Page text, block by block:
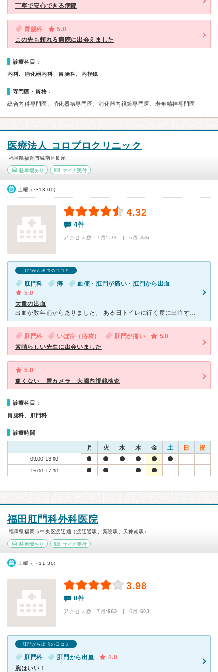
丁寧で安心できる病院
胃腸科
5.0
この先も頼れる病院に出会えました
診療科目：
内科、消化器内科、胃腸科、内視鏡
専門医・資格：
総合内科専門医、消化器病専門医、消化器内視鏡専門医、老年精神専門医
医療法人 コロプロクリニック
福岡県福岡市城南区長尾
駐車場あり マイナ受付
土曜（〜13:00）
4.32
4件
アクセス数 7月:174 | 6月:236
肛門から出血の口コミ
肛門科 痔
血便・肛門が痛い・肛門から出血
5.0
大量の出血
出血が数年前からありました。 ある日トイレに行く度に出血するなと思って生理ナフキンをひいて対処していましたがその出血がとまらず 漏れてしまいスカートまで汚してしまうほどでした。 慌ててこの病院で
肛門科 いぼ痔（痔核） 肛門が痛い
5.0
素晴らしい先生に出会いました
5.0
痛くない 胃カメラ 大腸内視鏡検査
診療科目：
胃腸科、肛門科
診療時間
月 火 水 木 金 土 日 祝
09:00-13:00
15:00-17:30
福田肛門科外科医院
福岡県福岡市中央区渡辺通（渡辺通駅、薬院駅、天神南駅）
駐車場あり マイナ受付
土曜（〜11:30）
3.98
8件
アクセス数 7月:563 | 6月:603
肛門から出血の口コミ
肛門科 肛門から出血
4.0
腕はいい！